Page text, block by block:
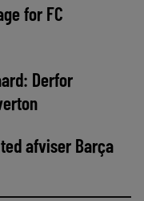
for FC
Derfor
afviser Barça